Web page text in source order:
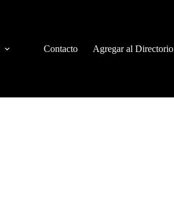
Contacto Agregar al Directorio